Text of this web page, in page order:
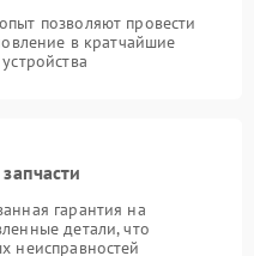
позволяют провести
в кратчайшие
гарантия на
детали, что
неисправностей